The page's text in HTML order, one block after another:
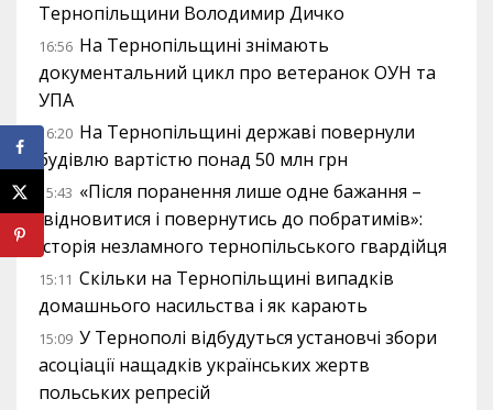
Тернопільщини Володимир Дичко
16:56 На Тернопільщині знімають
документальний цикл про ветеранок ОУН та
УПА
16:20 На Тернопільщині державі повернули
будівлю вартістю понад 50 млн грн
15:43 «Після поранення лише одне бажання –
відновитися і повернутись до побратимів»:
історія незламного тернопільського гвардійця
15:11 Скільки на Тернопільщині випадків
домашнього насильства і як карають
15:09 У Тернополі відбудуться установчі збори
асоціації нащадків українських жертв
польських репресій